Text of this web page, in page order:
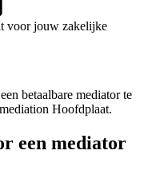
voor jouw zakelijke
betaalbare mediator te
Hoofdplaat.
een mediator